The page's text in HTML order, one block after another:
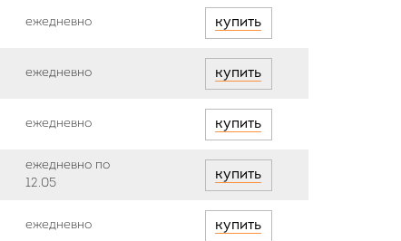
ежедневно купить
ежедневно купить
ежедневно купить
ежедневно по
12.05
купить
ежедневно купить